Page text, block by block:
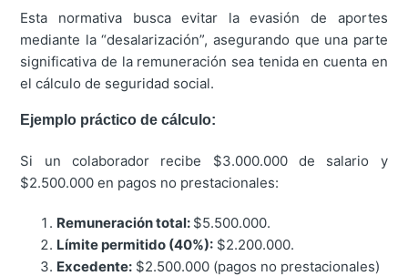
Esta normativa busca evitar la evasión de aportes
mediante la “desalarización”, asegurando que una parte
significativa de la remuneración sea tenida en cuenta en
el cálculo de seguridad social.
Ejemplo práctico de cálculo:
Si un colaborador recibe $3.000.000 de salario y
$2.500.000 en pagos no prestacionales:
Remuneración total: $5.500.000.
Límite permitido (40%): $2.200.000.
Excedente: $2.500.000 (pagos no prestacionales)